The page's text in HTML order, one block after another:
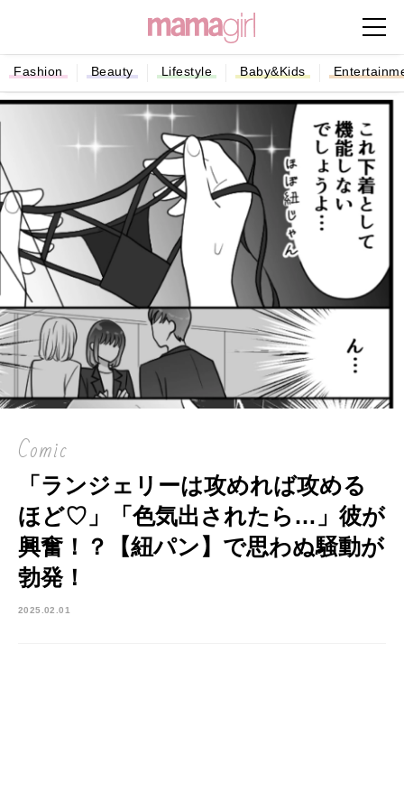
Fashion Beauty Lifestyle Baby&Kids
Comic
「ランジェリーは攻めれば攻める
ほど♡」「色気出されたら…」彼が
興奮！？【紐パン】で思わぬ騒動が
勃発！
2025.02.01